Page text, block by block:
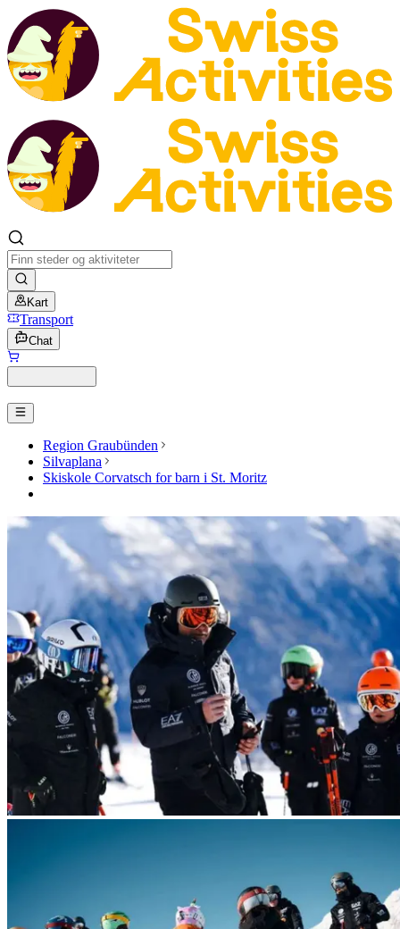
Kart
Transport
Chat
Region Graubünden
Silvaplana
Skiskole Corvatsch for barn i St. Moritz